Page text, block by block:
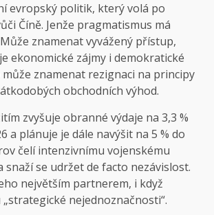
evropský politik, který volá po
Číně. Jenže pragmatismus má
znamenat vyvážený přístup,
ekonomické zájmy i demokratické
znamenat rezignaci na principy
obchodních výhod.
zvyšuje obranné výdaje na 3,3 %
a plánuje je dále navýšit na 5 % do
čelí intenzivnímu vojenskému
snaží se udržet de facto nezávislost.
největším partnerem, i když
nejednoznačnosti“.